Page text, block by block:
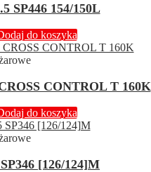
SP446 154/150L
do koszyka
CONTROL T 160K
do koszyka
[126/124]M